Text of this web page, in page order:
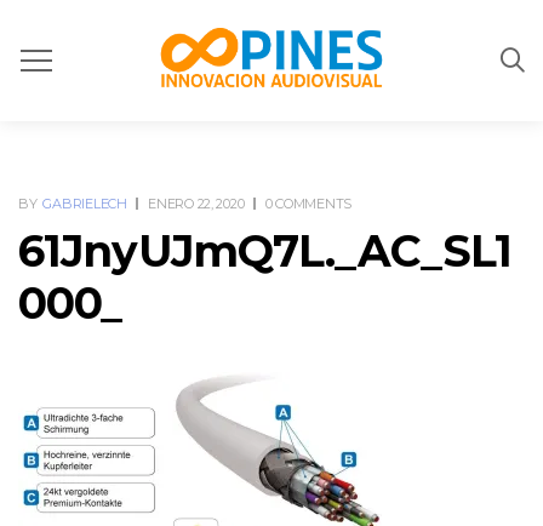
BY GABRIELECH ENERO 22, 2020 0 COMMENTS
61JnyUJmQ7L._AC_SL1
000_